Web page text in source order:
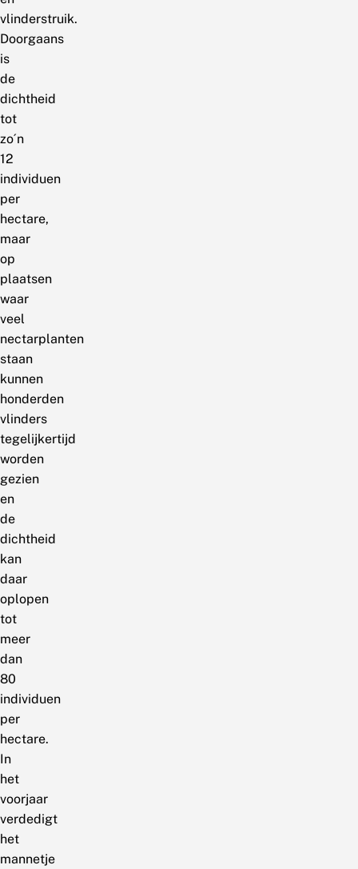
vlinderstruik.
Doorgaans
is
de
dichtheid
tot
zo´n
12
individuen
per
hectare,
maar
op
plaatsen
waar
veel
nectarplanten
staan
kunnen
honderden
vlinders
tegelijkertijd
worden
gezien
en
de
dichtheid
kan
daar
oplopen
tot
meer
dan
80
individuen
per
hectare.
In
het
voorjaar
verdedigt
het
mannetje